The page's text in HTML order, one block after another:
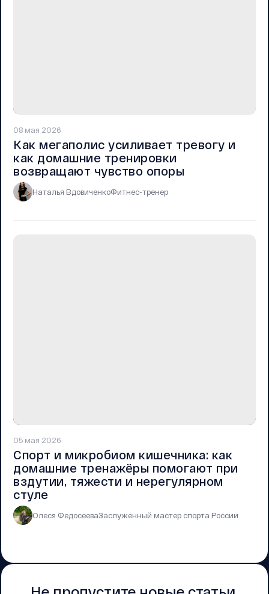
08 мая 2026
Как мегаполис усиливает тревогу и
как домашние тренировки
возвращают чувство опоры
Наталья ВдовиченкоФитнес-тренер
05 мая 2026
Спорт и микробиом кишечника: как
домашние тренажёры помогают при
вздутии, тяжести и нерегулярном
стуле
Олеся ФедосееваЗаслуженный мастер спорта России